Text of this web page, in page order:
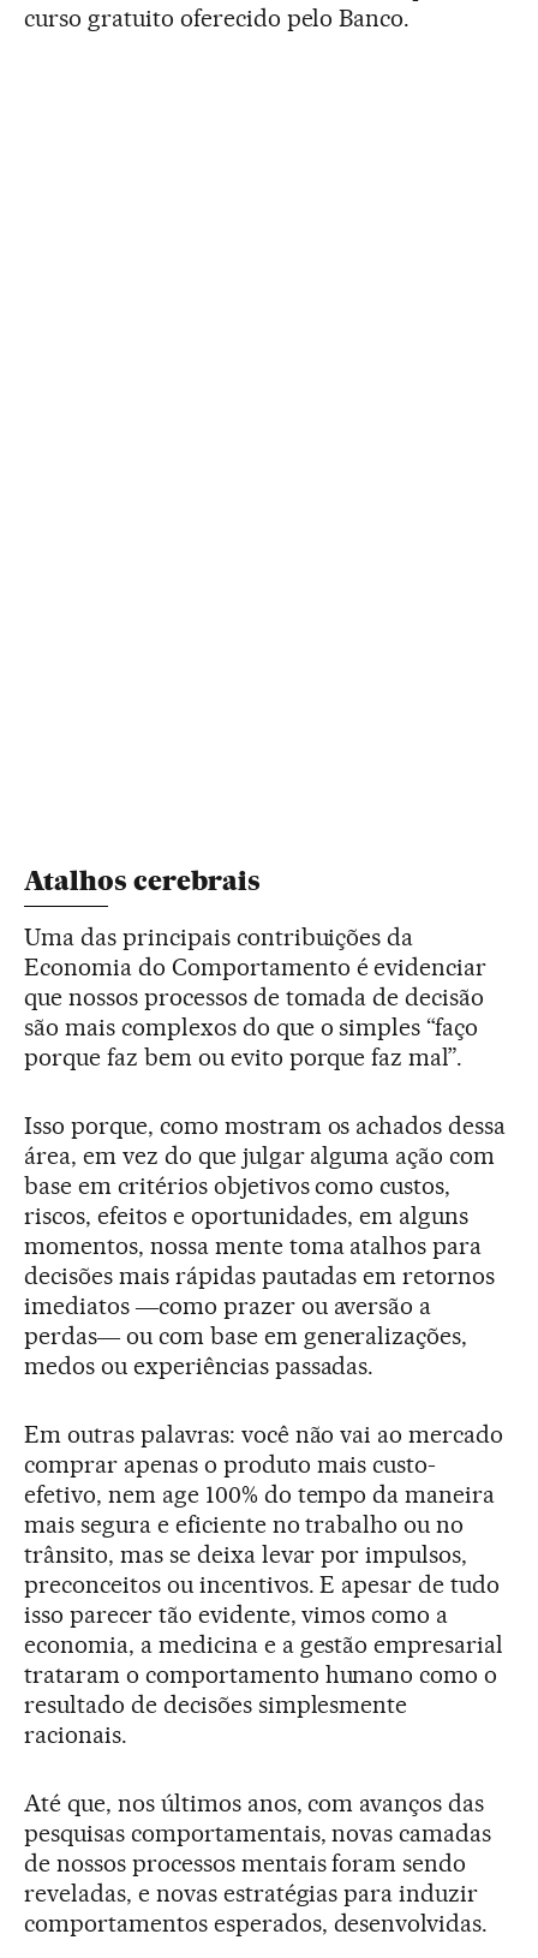
curso gratuito oferecido pelo Banco.
Atalhos cerebrais
Uma das principais contribuições da
Economia do Comportamento é evidenciar
que nossos processos de tomada de decisão
são mais complexos do que o simples “faço
porque faz bem ou evito porque faz mal”.
Isso porque, como mostram os achados dessa
área, em vez do que julgar alguma ação com
base em critérios objetivos como custos,
riscos, efeitos e oportunidades, em alguns
momentos, nossa mente toma atalhos para
decisões mais rápidas pautadas em retornos
imediatos ―como prazer ou aversão a
perdas― ou com base em generalizações,
medos ou experiências passadas.
Em outras palavras: você não vai ao mercado
comprar apenas o produto mais custo-
efetivo, nem age 100% do tempo da maneira
mais segura e eficiente no trabalho ou no
trânsito, mas se deixa levar por impulsos,
preconceitos ou incentivos. E apesar de tudo
isso parecer tão evidente, vimos como a
economia, a medicina e a gestão empresarial
trataram o comportamento humano como o
resultado de decisões simplesmente
racionais.
Até que, nos últimos anos, com avanços das
pesquisas comportamentais, novas camadas
de nossos processos mentais foram sendo
reveladas, e novas estratégias para induzir
comportamentos esperados, desenvolvidas.